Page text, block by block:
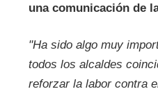
una comunicación de
"Ha sido algo muy
todos los alcaldes
reforzar la labor contra